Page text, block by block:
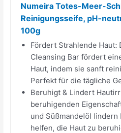
Numeira Totes-Meer-
Reinigungsseife, pH-
100g
Fördert Strahlende Haut:
Cleansing Bar fördert
Haut, indem sie sanft
Perfekt für die tägliche
Beruhigt & Lindert
beruhigenden
und Süßmandelöl
helfen, die Haut zu